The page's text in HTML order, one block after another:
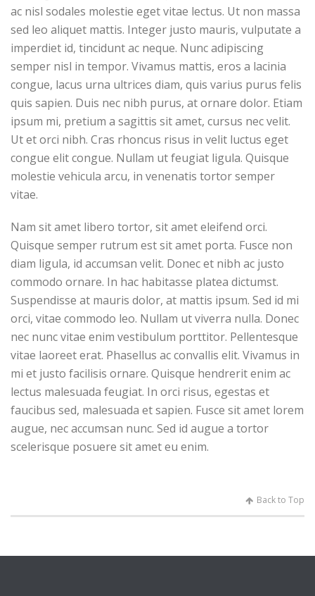
ac nisl sodales molestie eget vitae lectus. Ut non massa
sed leo aliquet mattis. Integer justo mauris, vulputate a
imperdiet id, tincidunt ac neque. Nunc adipiscing
semper nisl in tempor. Vivamus mattis, eros a lacinia
congue, lacus urna ultrices diam, quis varius purus felis
quis sapien. Duis nec nibh purus, at ornare dolor. Etiam
ipsum mi, pretium a sagittis sit amet, cursus nec velit.
Ut et orci nibh. Cras rhoncus risus in velit luctus eget
congue elit congue. Nullam ut feugiat ligula. Quisque
molestie vehicula arcu, in venenatis tortor semper
vitae.
Nam sit amet libero tortor, sit amet eleifend orci.
Quisque semper rutrum est sit amet porta. Fusce non
diam ligula, id accumsan velit. Donec et nibh ac justo
commodo ornare. In hac habitasse platea dictumst.
Suspendisse at mauris dolor, at mattis ipsum. Sed id mi
orci, vitae commodo leo. Nullam ut viverra nulla. Donec
nec nunc vitae enim vestibulum porttitor. Pellentesque
vitae laoreet erat. Phasellus ac convallis elit. Vivamus in
mi et justo facilisis ornare. Quisque hendrerit enim ac
lectus malesuada feugiat. In orci risus, egestas et
faucibus sed, malesuada et sapien. Fusce sit amet lorem
augue, nec accumsan nunc. Sed id augue a tortor
scelerisque posuere sit amet eu enim.
Back to Top